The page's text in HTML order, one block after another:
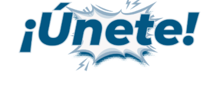
EasySTH de Standard
Hidráulica: nueva
generación en sistemas
de expansión para
Skywater®: el sistema
que convierte la
cubierta en una
infraestructura activa de
gestión del agua...
Lilu González: de FP
Dual a embajadora
#ComunidadInstalador®
| Mecatrónica Industrial